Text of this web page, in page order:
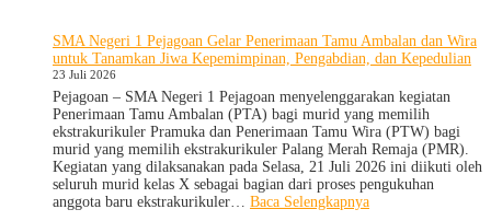
LDDK
Sekolah
dan
Bersama
Orang
Tua/Wali
Murid
Kelas
X
SMA Negeri 1 Pejagoan Gelar Penerimaan Tamu Ambalan dan Wira
untuk Tanamkan Jiwa Kepemimpinan, Pengabdian, dan Kepedulian
23 Juli 2026
Pejagoan – SMA Negeri 1 Pejagoan menyelenggarakan kegiatan
Penerimaan Tamu Ambalan (PTA) bagi murid yang memilih
ekstrakurikuler Pramuka dan Penerimaan Tamu Wira (PTW) bagi
murid yang memilih ekstrakurikuler Palang Merah Remaja (PMR).
Kegiatan yang dilaksanakan pada Selasa, 21 Juli 2026 ini diikuti oleh
seluruh murid kelas X sebagai bagian dari proses pengukuhan
anggota baru ekstrakurikuler… Baca Selengkapnya: